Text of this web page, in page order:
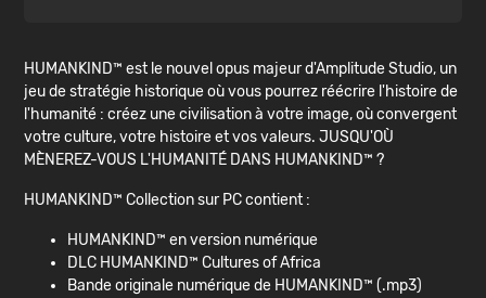
HUMANKIND™ est le nouvel opus majeur d'Amplitude Studio, un
jeu de stratégie historique où vous pourrez réécrire l'histoire de
l'humanité : créez une civilisation à votre image, où convergent
votre culture, votre histoire et vos valeurs. JUSQU'OÙ
MÈNEREZ-VOUS L'HUMANITÉ DANS HUMANKIND™ ?
HUMANKIND™ Collection sur PC contient :
HUMANKIND™ en version numérique
DLC HUMANKIND™ Cultures of Africa
Bande originale numérique de HUMANKIND™ (.mp3)